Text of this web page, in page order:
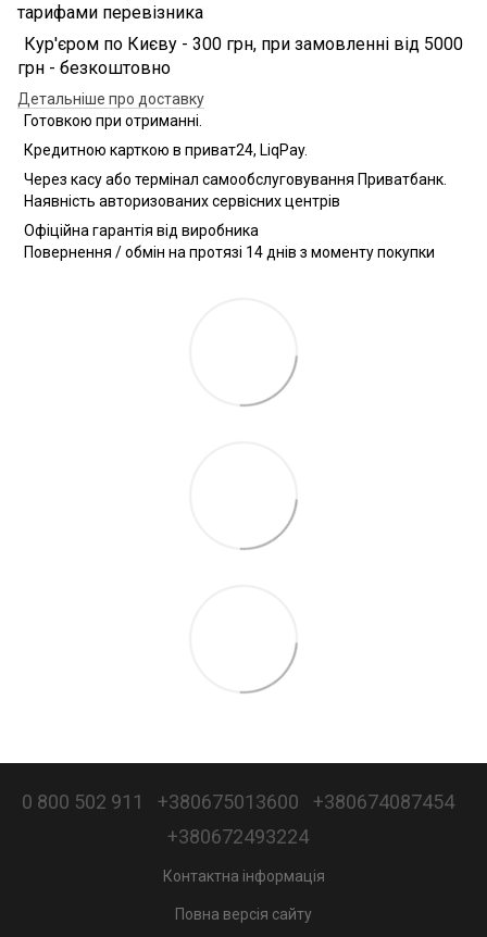
тарифами перевізника
Кур'єром по Києву - 300 грн, при замовленні від 5000
грн - безкоштовно
Детальніше про доставку
Готовкою при отриманні.
Кредитною карткою в приват24, LiqPay.
Через касу або термінал самообслуговування Приватбанк.
Наявність авторизованих сервісних центрів
Офіційна гарантія від виробника
Повернення / обмін на протязі 14 днів з моменту покупки
0 800 502 911 +380675013600
+380674087454
+380672493224
Контактна інформація
Повна версія сайту